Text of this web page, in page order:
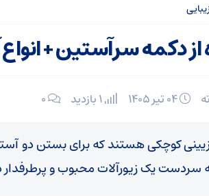
دکمه سرآستین +
۰
کوچکی هستند که برای بستن دو
سردست یک زیورآلات محبوب و